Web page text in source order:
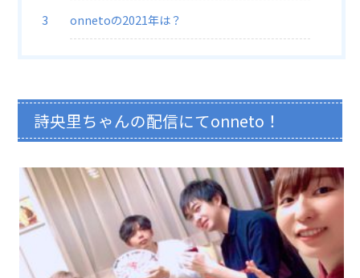
onnetoの2021年は？
詩央里ちゃんの配信にてonneto！